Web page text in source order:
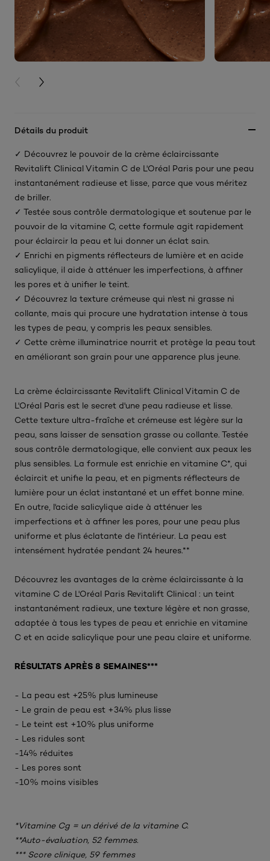
PREVIOUS CARD
NEXT CARD
Détails du produit
✓ Découvrez le pouvoir de la crème éclaircissante
Revitalift Clinical Vitamin C de L'Oréal Paris pour une peau
instantanément radieuse et lisse, parce que vous méritez
de briller.
✓ Testée sous contrôle dermatologique et soutenue par le
pouvoir de la vitamine C, cette formule agit rapidement
pour éclaircir la peau et lui donner un éclat sain.
✓ Enrichi en pigments réflecteurs de lumière et en acide
salicylique, il aide à atténuer les imperfections, à affiner
les pores et à unifier le teint.
✓ Découvrez la texture crémeuse qui n'est ni grasse ni
collante, mais qui procure une hydratation intense à tous
les types de peau, y compris les peaux sensibles.
✓ Cette crème illuminatrice nourrit et protège la peau tout
en améliorant son grain pour une apparence plus jeune.
La crème éclaircissante Revitalift Clinical Vitamin C de
L'Oréal Paris est le secret d'une peau radieuse et lisse.
Cette texture ultra-fraîche et crémeuse est légère sur la
peau, sans laisser de sensation grasse ou collante. Testée
sous contrôle dermatologique, elle convient aux peaux les
plus sensibles. La formule est enrichie en vitamine C*, qui
éclaircit et unifie la peau, et en pigments réflecteurs de
lumière pour un éclat instantané et un effet bonne mine.
En outre, l'acide salicylique aide à atténuer les
imperfections et à affiner les pores, pour une peau plus
uniforme et plus éclatante de l'intérieur. La peau est
intensément hydratée pendant 24 heures.**
Découvrez les avantages de la crème éclaircissante à la
vitamine C de L'Oréal Paris Revitalift Clinical : un teint
instantanément radieux, une texture légère et non grasse,
adaptée à tous les types de peau et enrichie en vitamine
C et en acide salicylique pour une peau claire et uniforme.
RÉSULTATS APRÈS 8 SEMAINES***
- La peau est +25% plus lumineuse
- Le grain de peau est +34% plus lisse
- Le teint est +10% plus uniforme
- Les ridules sont
-14% réduites
- Les pores sont
-10% moins visibles
*Vitamine Cg = un dérivé de la vitamine C.
**Auto-évaluation, 52 femmes.
*** Score clinique, 59 femmes